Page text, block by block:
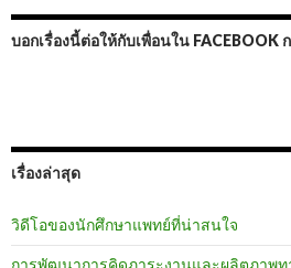
บอกเรื่องนี้ต่อให้กับเพื่อนใน FACEBOOK
เรื่องล่าสุด
วิดีโอของนักศึกษาแพทย์ที่น่าสนใจ